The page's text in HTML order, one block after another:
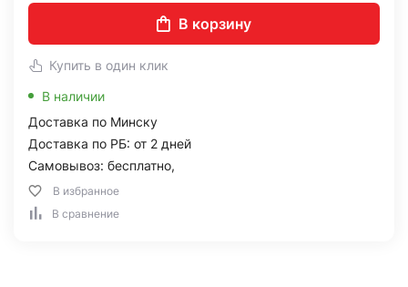
В корзину
Купить в один клик
В наличии
Доставка по Минску
Доставка по РБ: от 2 дней
Самовывоз: бесплатно,
В избранное
В сравнение